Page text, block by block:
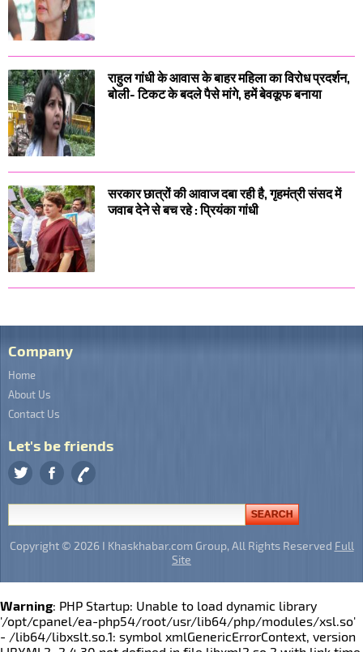
राहुल गांधी के आवास के बाहर महिला का विरोध प्रदर्शन,
बोली- टिकट के बदले पैसे मांगे, हमें बेवकूफ बनाया
सरकार छात्रों की आवाज दबा रही है, गृहमंत्री संसद में
जवाब देने से बच रहे : प्रियंका गांधी
Company
Home
About Us
Contact Us
Let's be friends
Copyright © 2026 I Khaskhabar.com Group, All Rights Reserved Full
Site
Warning: PHP Startup: Unable to load dynamic library
'/opt/cpanel/ea-php54/root/usr/lib64/php/modules/xsl.so'
- /lib64/libxslt.so.1: symbol xmlGenericErrorContext, version